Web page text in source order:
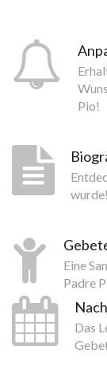
Pio!
wurde!
Eine
Padre
Das